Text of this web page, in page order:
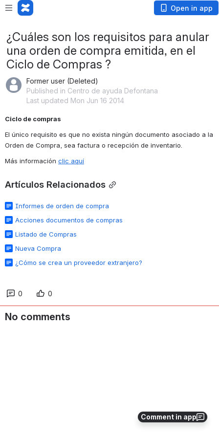
Open in app
Comment in app
¿Cuáles son los requisitos para anular
una orden de compra emitida, en el
Ciclo de Compras ?
Former user (Deleted)
Published in Centro de ayuda Defontana
Last updated Mon Jun 16 2014
Ciclo de compras
El único requisito es que no exista ningún documento asociado a la
Orden de Compra, sea factura o recepción de inventario.
Más información clic aquí
Artículos Relacionados
Informes de orden de compra
Acciones documentos de compras
Listado de Compras
Nueva Compra
¿Cómo se crea un proveedor extranjero?
0 0
No comments